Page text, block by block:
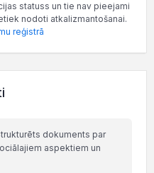
statuss un tie nav pieejami
nodoti atkalizmantošanai.
reģistrā
dokuments par
aspektiem un